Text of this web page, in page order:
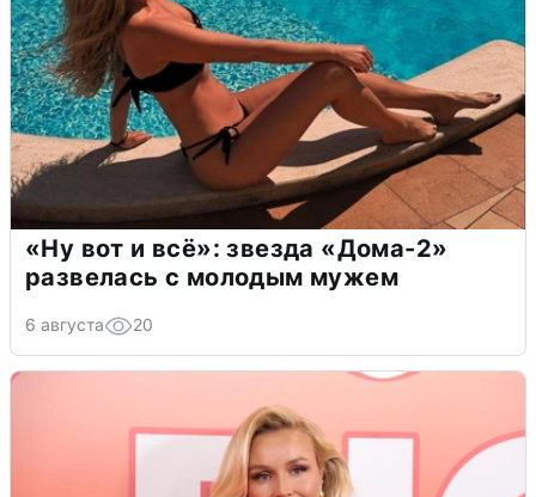
«Ну вот и всё»: звезда «Дома-2»
развелась с молодым мужем
6 августа 20